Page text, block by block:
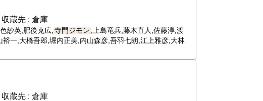
収蔵先 : 倉庫
紗英,肥後克広, 寺門ジモン
,上島竜兵,藤木直人,佐藤淳,渡
一,大橋吾郎,堀内正美,内山森彦,吾羽七朗,江上雅彦,大林
収蔵先 : 倉庫